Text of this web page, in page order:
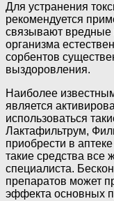
Для устранения
рекомендуется
связывают вредные
организма
сорбентов
выздоровления.
Наиболее
является
использоваться
Лактафильтрум,
приобрести в
такие средства все
специалиста.
препаратов может
эффекта основных